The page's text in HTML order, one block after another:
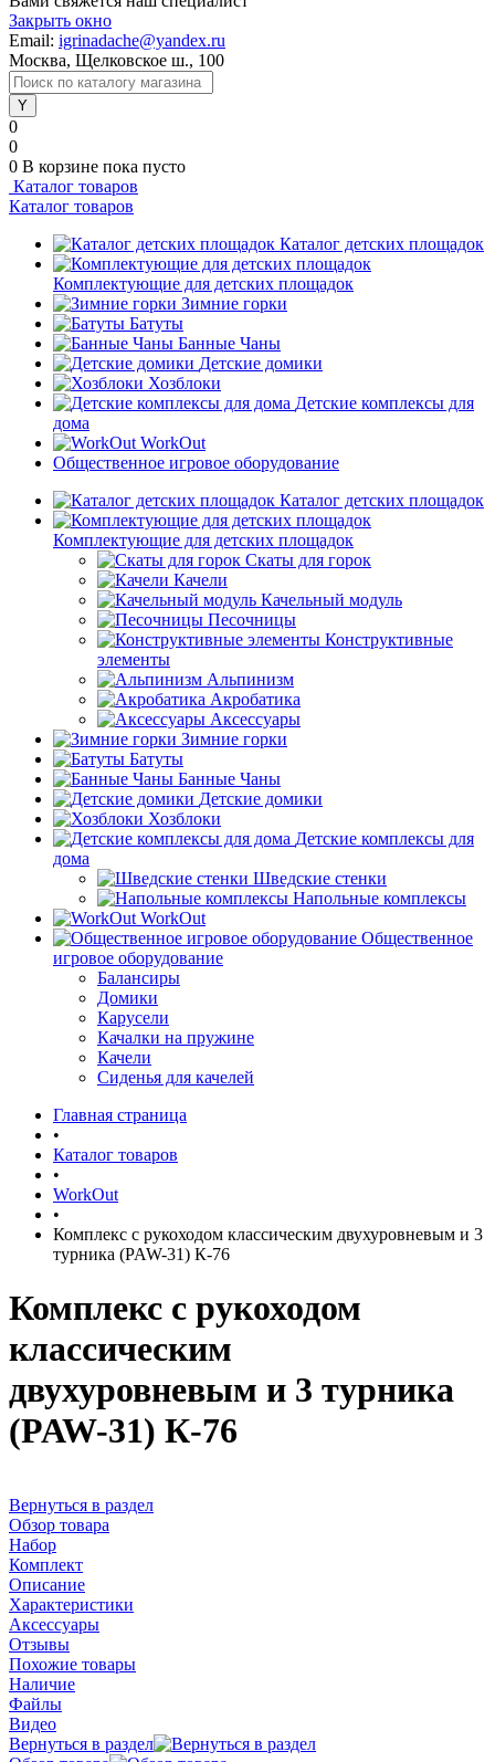
Закрыть окно
Email: igrinadache@yandex.ru
Москва, Щелковское ш., 100
0
0
0 В корзине пока пусто
Каталог товаров
Каталог товаров
Каталог детских площадок
Комплектующие для детских площадок
Зимние горки
Батуты
Банные Чаны
Детские домики
Хозблоки
Детские комплексы для
дома
WorkOut
Общественное игровое оборудование
Каталог детских площадок
Комплектующие для детских площадок
Скаты для горок
Качели
Качельный модуль
Песочницы
Конструктивные
элементы
Альпинизм
Акробатика
Аксессуары
Зимние горки
Батуты
Банные Чаны
Детские домики
Хозблоки
Детские комплексы для
дома
Шведские стенки
Напольные комплексы
WorkOut
Общественное
игровое оборудование
Балансиры
Домики
Карусели
Качалки на пружине
Качели
Сиденья для качелей
Главная страница
•
Каталог товаров
•
WorkOut
•
Комплекс с рукоходом классическим двухуровневым и 3
турника (PAW-31) К-76
Комплекс с рукоходом
классическим
двухуровневым и 3 турника
(PAW-31) К-76
Вернуться в раздел
Обзор товара
Набор
Комплект
Описание
Характеристики
Аксессуары
Отзывы
Похожие товары
Наличие
Файлы
Видео
Вернуться в раздел